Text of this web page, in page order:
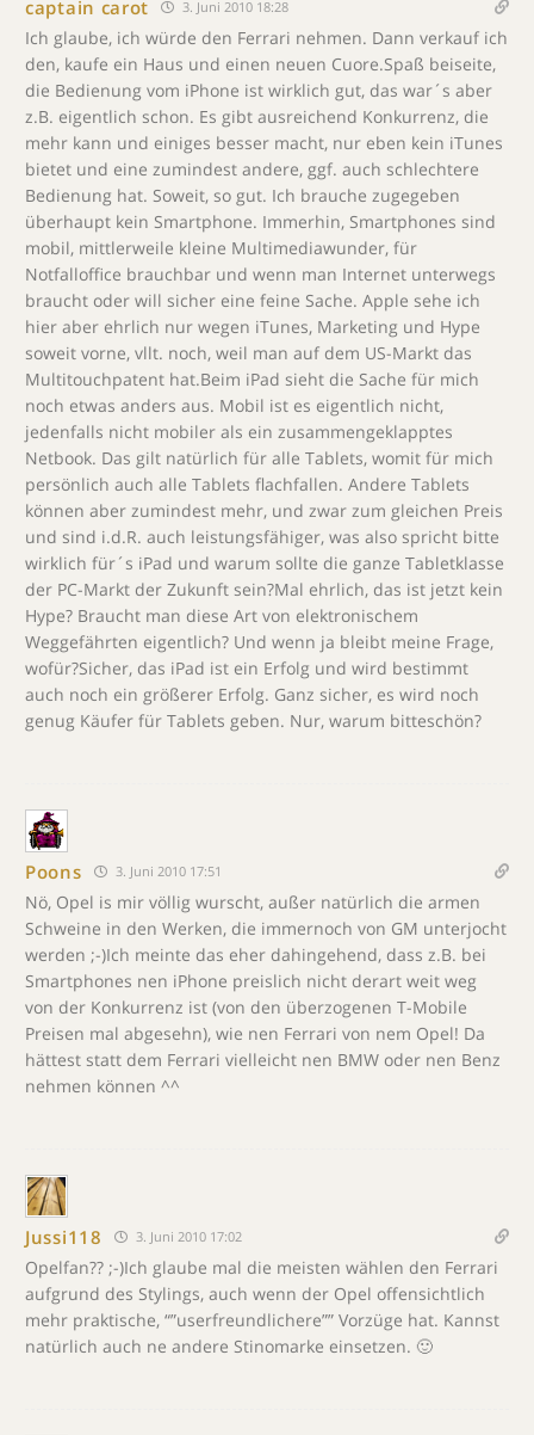
captain carot 3. Juni 2010 18:28
Ich glaube, ich würde den Ferrari nehmen. Dann verkauf ich
den, kaufe ein Haus und einen neuen Cuore.Spaß beiseite,
die Bedienung vom iPhone ist wirklich gut, das war´s aber
z.B. eigentlich schon. Es gibt ausreichend Konkurrenz, die
mehr kann und einiges besser macht, nur eben kein iTunes
bietet und eine zumindest andere, ggf. auch schlechtere
Bedienung hat. Soweit, so gut. Ich brauche zugegeben
überhaupt kein Smartphone. Immerhin, Smartphones sind
mobil, mittlerweile kleine Multimediawunder, für
Notfalloffice brauchbar und wenn man Internet unterwegs
braucht oder will sicher eine feine Sache. Apple sehe ich
hier aber ehrlich nur wegen iTunes, Marketing und Hype
soweit vorne, vllt. noch, weil man auf dem US-Markt das
Multitouchpatent hat.Beim iPad sieht die Sache für mich
noch etwas anders aus. Mobil ist es eigentlich nicht,
jedenfalls nicht mobiler als ein zusammengeklapptes
Netbook. Das gilt natürlich für alle Tablets, womit für mich
persönlich auch alle Tablets flachfallen. Andere Tablets
können aber zumindest mehr, und zwar zum gleichen Preis
und sind i.d.R. auch leistungsfähiger, was also spricht bitte
wirklich für´s iPad und warum sollte die ganze Tabletklasse
der PC-Markt der Zukunft sein?Mal ehrlich, das ist jetzt kein
Hype? Braucht man diese Art von elektronischem
Weggefährten eigentlich? Und wenn ja bleibt meine Frage,
wofür?Sicher, das iPad ist ein Erfolg und wird bestimmt
auch noch ein größerer Erfolg. Ganz sicher, es wird noch
genug Käufer für Tablets geben. Nur, warum bitteschön?
Poons 3. Juni 2010 17:51
Nö, Opel is mir völlig wurscht, außer natürlich die armen
Schweine in den Werken, die immernoch von GM unterjocht
werden ;-)Ich meinte das eher dahingehend, dass z.B. bei
Smartphones nen iPhone preislich nicht derart weit weg
von der Konkurrenz ist (von den überzogenen T-Mobile
Preisen mal abgesehn), wie nen Ferrari von nem Opel! Da
hättest statt dem Ferrari vielleicht nen BMW oder nen Benz
nehmen können ^^
Jussi118 3. Juni 2010 17:02
Opelfan?? ;-)Ich glaube mal die meisten wählen den Ferrari
aufgrund des Stylings, auch wenn der Opel offensichtlich
mehr praktische, “”userfreundlichere”” Vorzüge hat. Kannst
natürlich auch ne andere Stinomarke einsetzen. 🙂